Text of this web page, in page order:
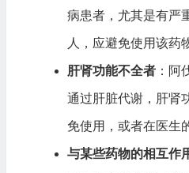
病患者，尤其是有严
人，应避免使用该药
肝肾功能不全者：阿
通过肝脏代谢，肝肾
免使用，或者在医生
与某些药物的相互作